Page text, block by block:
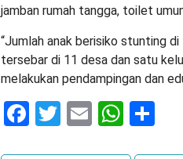
jamban rumah tangga, toilet
“Jumlah anak berisiko stunting
tersebar di 11 desa dan satu
melakukan pendampingan dan
Facebook
Twitter
Email